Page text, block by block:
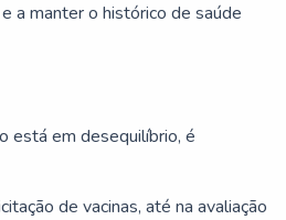
a manter o histórico de saúde
está em desequilíbrio, é
de vacinas, até na avaliação